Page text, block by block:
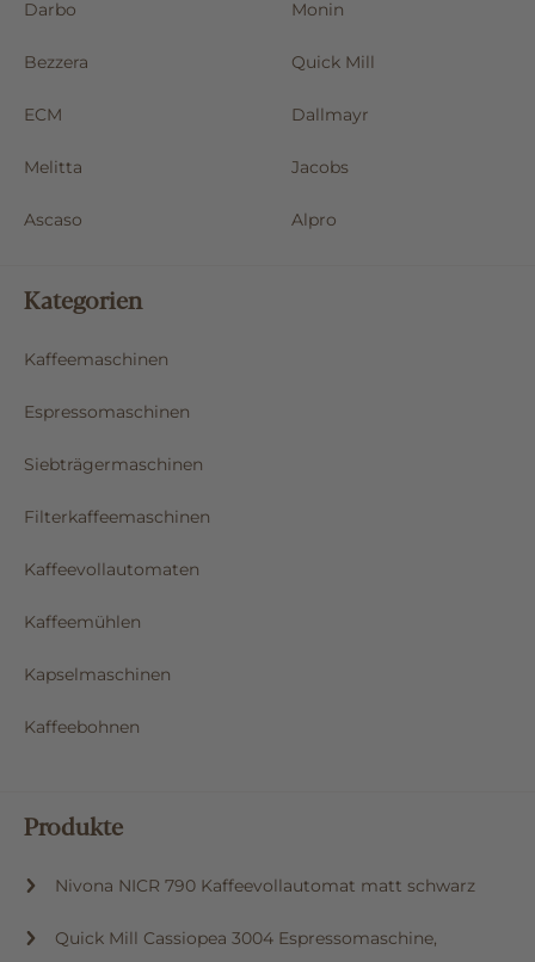
Darbo Monin
Bezzera Quick Mill
ECM Dallmayr
Melitta Jacobs
Ascaso Alpro
Kategorien
Kaffeemaschinen
Espressomaschinen
Siebträgermaschinen
Filterkaffeemaschinen
Kaffeevollautomaten
Kaffeemühlen
Kapselmaschinen
Kaffeebohnen
Produkte
Nivona NICR 790 Kaffeevollautomat matt schwarz
Quick Mill Cassiopea 3004 Espressomaschine,